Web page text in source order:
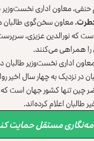
حنفی، معاون اداری
، معاون سخن‌گوی طالبان می‌گوید
که نورالدین عزیزی،
را همراهی می‌کنند.
اداری نخست‌وزیر
در نزدیک به چهار سال
چین تنها کشور جهان است که
طالبان اعلام کرده‌اند.
مستقل حمایت